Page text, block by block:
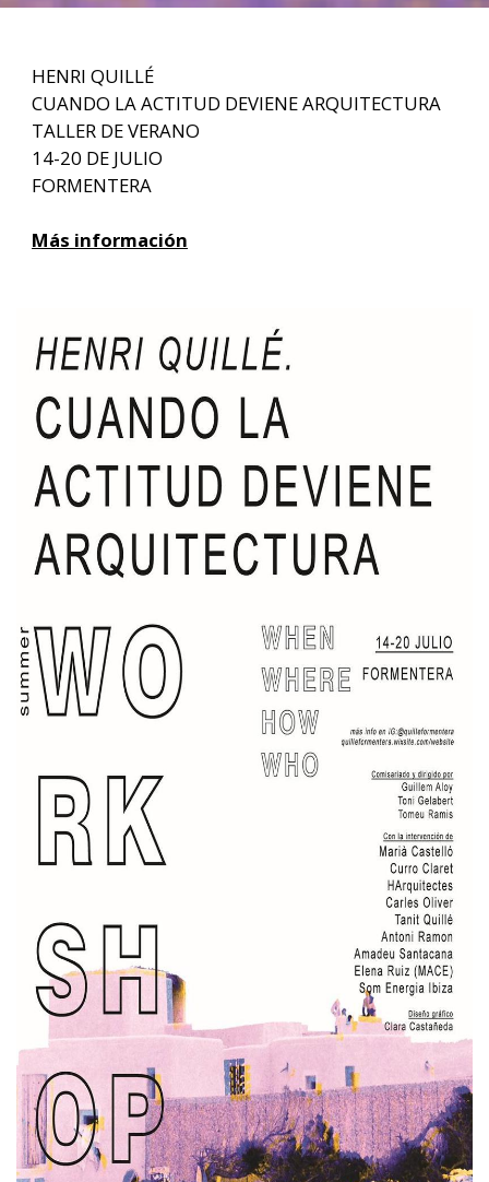
HENRI QUILLÉ
CUANDO LA ACTITUD DEVIENE ARQUITECTURA
TALLER DE VERANO
14-20 DE JULIO
FORMENTERA
Más información